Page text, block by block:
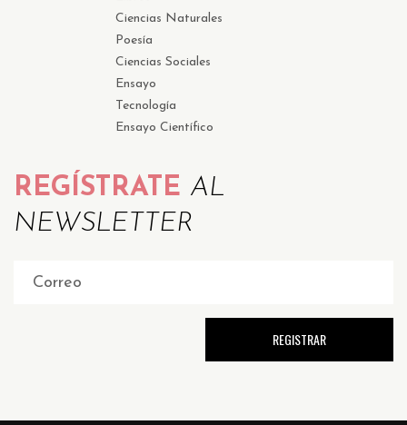
Ciencias Naturales
Poesía
Ciencias Sociales
Ensayo
Tecnología
Ensayo Científico
REGÍSTRATE AL
NEWSLETTER